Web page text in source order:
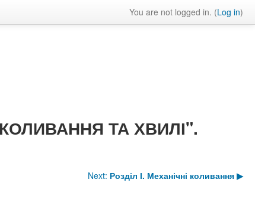
You are not logged in. (Log in)
ТА ХВИЛІ".
Next: Розділ І. Механічні коливання ▶︎